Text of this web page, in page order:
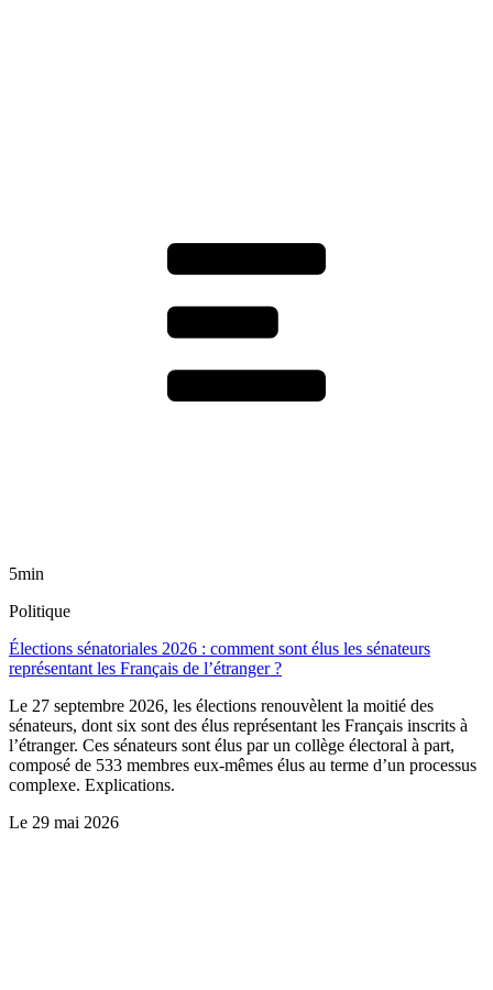
5min
Politique
Élections sénatoriales 2026 : comment sont élus les sénateurs
représentant les Français de l’étranger ?
Le 27 septembre 2026, les élections renouvèlent la moitié des
sénateurs, dont six sont des élus représentant les Français inscrits à
l’étranger. Ces sénateurs sont élus par un collège électoral à part,
composé de 533 membres eux-mêmes élus au terme d’un processus
complexe. Explications.
Le 29 mai 2026